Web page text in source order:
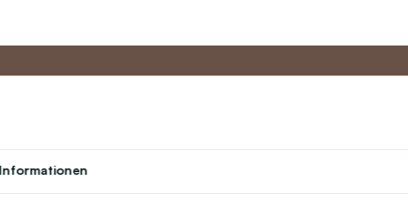
Theater
Kontakt